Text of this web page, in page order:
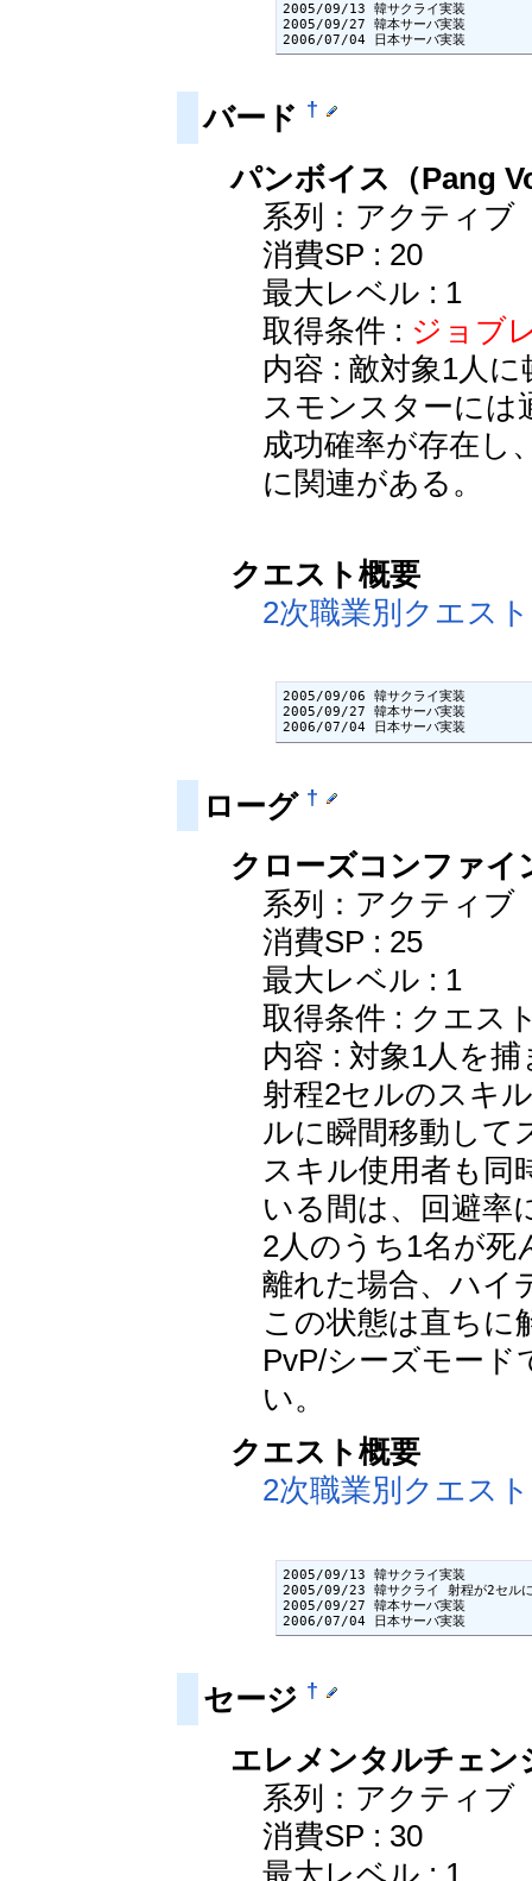
2005/09/13 韓サクライ実装
2005/09/27 韓本サーバ実装
2006/07/04 日本サーバ実装
バード †
パンボイス（Pang
系列：アクティブ
消費SP : 20
最大レベル : 1
取得条件 : ジョブ
内容 : 敵対象1人
スモンスターには
成功確率が存在し
に関連がある。
クエスト概要
2次職業別クエスト
2005/09/06 韓サクライ実装
2005/09/27 韓本サーバ実装
2006/07/04 日本サーバ実装
ローグ †
クローズコンファ
系列：アクティブ
消費SP : 25
最大レベル : 1
取得条件 : クエス
内容 : 対象1人を
射程2セルのスキ
ルに瞬間移動して
スキル使用者も同
いる間は、回避率
2人のうち1名が
離れた場合、ハイ
この状態は直ちに
PvP/シーズモー
い。
クエスト概要
2次職業別クエスト
2005/09/13 韓サクライ実装
2005/09/23 韓サクライ 射程が2セルに
2005/09/27 韓本サーバ実装
2006/07/04 日本サーバ実装
セージ †
エレメンタルチェ
系列：アクティブ
消費SP : 30
最大レベル : 1